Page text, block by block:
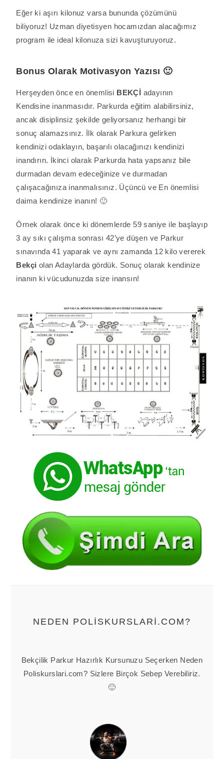
Eğer ki aşırı kilonuz varsa bununda çözümünü
biliyoruz! Uzman diyetisyen hocamızdan alacağımız
program ile ideal kilonuza sizi kavuşturuyoruz.
Bonus Olarak Motivasyon Yazısı 🙂
Herşeyden önce en önemlisi BEKÇİ adayının
Kendisine inanmasıdır. Parkurda eğitim alabilirsiniz,
ancak disiplinsiz şekilde geliyorsanız herhangi bir
sonuç alamazsınız. İlk olarak Parkura gelirken
kendinizi odaklayın, başarılı olacağınızı kendinizi
inandırın. İkinci olarak Parkurda hata yapsanız bile
durmadan devam edeceğinize ve durmadan
çalışacağınıza inanmalısınız. Üçüncü ve En önemlisi
daima kendinize inanın! 🙂
Örnek olarak önce ki dönemlerde 59 saniye ile başlayıp
3 ay sıkı çalışma sonrası 42’ye düşen ve Parkur
sınavında 41 yaparak ve aynı zamanda 12 kilo vererek
Bekçi olan Adaylarda gördük. Sonuç olarak kendinize
inanın ki vücudunuzda size inansın!
NEDEN POLISKURSLARI.COM?
Bekçilik Parkur Hazırlık Kursunuzu Seçerken Neden
Poliskurslari.com? Sizlere Birçok Sebep Verebiliriz.
🙂